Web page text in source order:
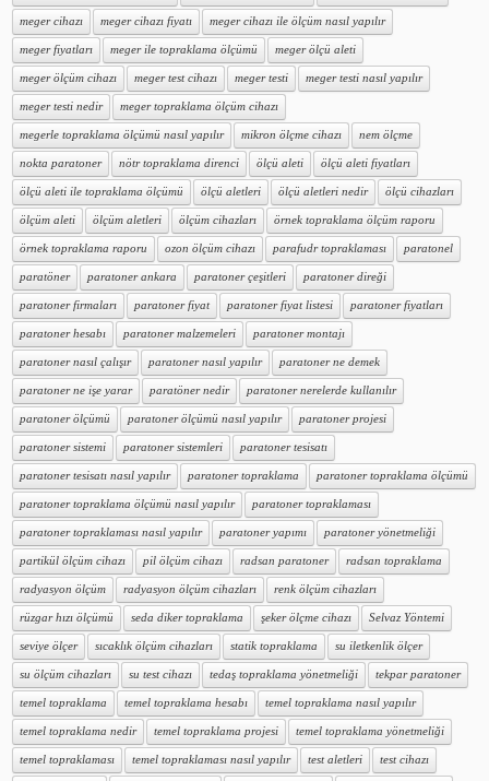
meger cihazı meger cihazı fiyatı meger cihazı ile ölçüm nasıl yapılır
meger fiyatları meger ile topraklama ölçümü meger ölçü aleti
meger ölçüm cihazı meger test cihazı meger testi meger testi nasıl yapılır
meger testi nedir meger topraklama ölçüm cihazı
megerle topraklama ölçümü nasıl yapılır mikron ölçme cihazı nem ölçme
nokta paratoner nötr topraklama direnci ölçü aleti ölçü aleti fiyatları
ölçü aleti ile topraklama ölçümü ölçü aletleri ölçü aletleri nedir ölçü cihazları
ölçüm aleti ölçüm aletleri ölçüm cihazları örnek topraklama ölçüm raporu
örnek topraklama raporu ozon ölçüm cihazı parafudr topraklaması paratonel
paratöner paratoner ankara paratoner çeşitleri paratoner direği
paratoner firmaları paratoner fiyat paratoner fiyat listesi paratoner fiyatları
paratoner hesabı paratoner malzemeleri paratoner montajı
paratoner nasıl çalışır paratoner nasıl yapılır paratoner ne demek
paratoner ne işe yarar paratöner nedir paratoner nerelerde kullanılır
paratoner ölçümü paratoner ölçümü nasıl yapılır paratoner projesi
paratoner sistemi paratoner sistemleri paratoner tesisatı
paratoner tesisatı nasıl yapılır paratoner topraklama paratoner topraklama ölçümü
paratoner topraklama ölçümü nasıl yapılır paratoner topraklaması
paratoner topraklaması nasıl yapılır paratoner yapımı paratoner yönetmeliği
partikül ölçüm cihazı pil ölçüm cihazı radsan paratoner radsan topraklama
radyasyon ölçüm radyasyon ölçüm cihazları renk ölçüm cihazları
rüzgar hızı ölçümü seda diker topraklama şeker ölçme cihazı Selvaz Yöntemi
seviye ölçer sıcaklık ölçüm cihazları statik topraklama su iletkenlik ölçer
su ölçüm cihazları su test cihazı tedaş topraklama yönetmeliği tekpar paratoner
temel topraklama temel topraklama hesabı temel topraklama nasıl yapılır
temel topraklama nedir temel topraklama projesi temel topraklama yönetmeliği
temel topraklaması temel topraklaması nasıl yapılır test aletleri test cihazı